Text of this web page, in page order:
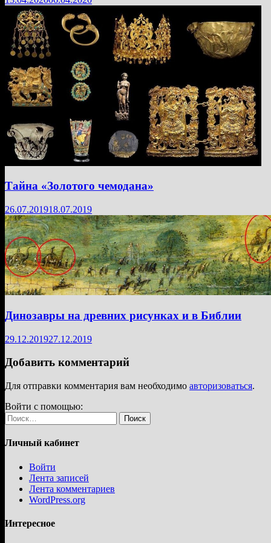
Тайна «Золотого чемодана»
26.07.201918.07.2019
Динозавры на древних рисунках и в Библии
29.12.201927.12.2019
Добавить комментарий
Для отправки комментария вам необходимо авторизоваться.
Войти с помощью:
Найти:
Личный кабинет
Войти
Лента записей
Лента комментариев
WordPress.org
Интересное